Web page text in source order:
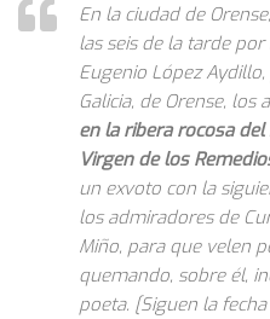
En la ciudad de
las seis de la tarde
Eugenio López
Galicia, de Orense,
en la ribera rocosa
Virgen de los
un exvoto con la
los admiradores de
Miño, para que velen
quemando, sobre él,
poeta. [Siguen la